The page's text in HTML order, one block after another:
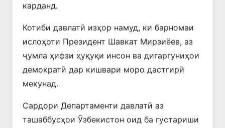
карданд.
Котиби давлатӣ изҳор намуд, ки барномаи
ислоҳоти Президент Шавкат Мирзиёев, аз
ҷумла ҳифзи ҳуқуқи инсон ва дигаргуниҳои
демократӣ дар кишвари моро дастгирӣ
мекунад.
Сардори Департаменти давлатӣ аз
ташаббусҳои Ӯзбекистон оид ба густариши